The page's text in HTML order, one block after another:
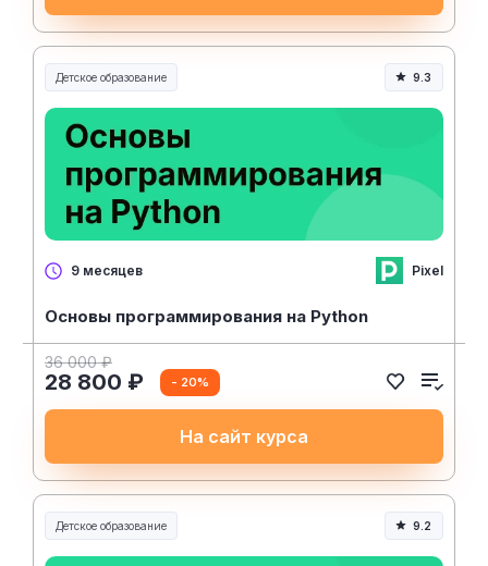
Детское образование 9.3
9 месяцев Pixel
Основы программирования на Python
36 000 ₽
28 800 ₽ - 20%
На сайт курса
Детское образование 9.2